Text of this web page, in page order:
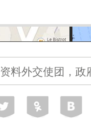
资料外交使团，政